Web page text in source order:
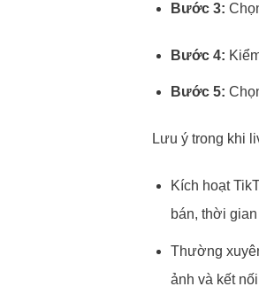
Bước 3:
Bước 4:
Bước 5:
Lưu ý trong khi
Kích hoạt
bán, thời
Thường
ảnh và kết